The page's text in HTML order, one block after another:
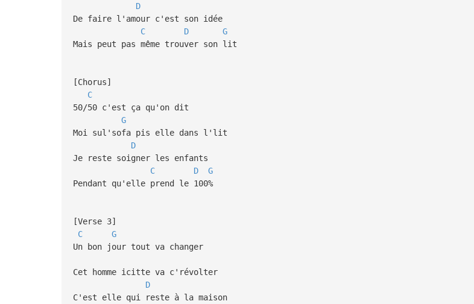
D
De faire l'amour c'est son idée
C
D
G
Mais peut pas même trouver son lit
[Chorus]
C
50/50 c'est ça qu'on dit
G
Moi sul'sofa pis elle dans l'lit
D
Je reste soigner les enfants
C
D
G
Pendant qu'elle prend le 100%
[Verse 3]
C
G
Un bon jour tout va changer
Cet homme icitte va c'révolter
D
C'est elle qui reste à la maison